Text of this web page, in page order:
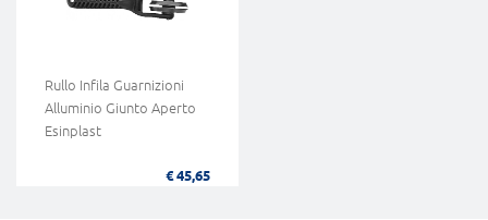
Rullo Infila Guarnizioni
Alluminio Giunto Aperto
Esinplast
€ 45,65